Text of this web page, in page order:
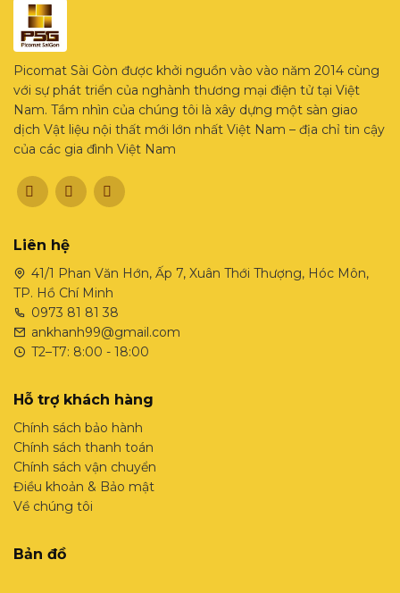
Picomat Sài Gòn được khởi nguồn vào vào năm 2014 cùng
với sự phát triển của nghành thương mại điện tử tại Việt
Nam. Tầm nhìn của chúng tôi là xây dựng một sàn giao
dịch Vật liệu nội thất mới lớn nhất Việt Nam – địa chỉ tin cậy
của các gia đình Việt Nam
Liên hệ
41/1 Phan Văn Hớn, Ấp 7, Xuân Thới Thượng, Hóc Môn,
TP. Hồ Chí Minh
0973 81 81 38
ankhanh99@gmail.com
T2–T7: 8:00 - 18:00
Hỗ trợ khách hàng
Chính sách bảo hành
Chính sách thanh toán
Chính sách vận chuyển
Điều khoản & Bảo mật
Về chúng tôi
Bản đồ